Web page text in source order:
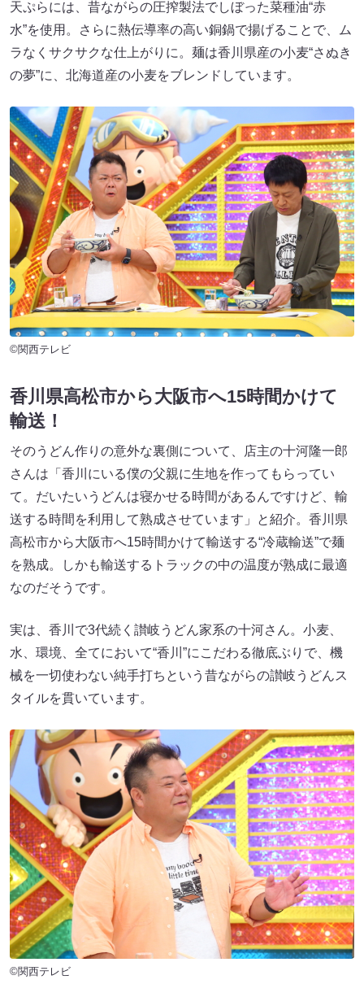
天ぷらには、昔ながらの圧搾製法でしぼった菜種油“赤
水”を使用。さらに熱伝導率の高い銅鍋で揚げることで、ム
ラなくサクサクな仕上がりに。麺は香川県産の小麦“さぬき
の夢”に、北海道産の小麦をブレンドしています。
©関西テレビ
香川県高松市から大阪市へ15時間かけて
輸送！
そのうどん作りの意外な裏側について、店主の十河隆一郎
さんは「香川にいる僕の父親に生地を作ってもらってい
て。だいたいうどんは寝かせる時間があるんですけど、輸
送する時間を利用して熟成させています」と紹介。香川県
高松市から大阪市へ15時間かけて輸送する“冷蔵輸送”で麺
を熟成。しかも輸送するトラックの中の温度が熟成に最適
なのだそうです。
実は、香川で3代続く讃岐うどん家系の十河さん。小麦、
水、環境、全てにおいて“香川”にこだわる徹底ぶりで、機
械を一切使わない純手打ちという昔ながらの讃岐うどんス
タイルを貫いています。
©関西テレビ